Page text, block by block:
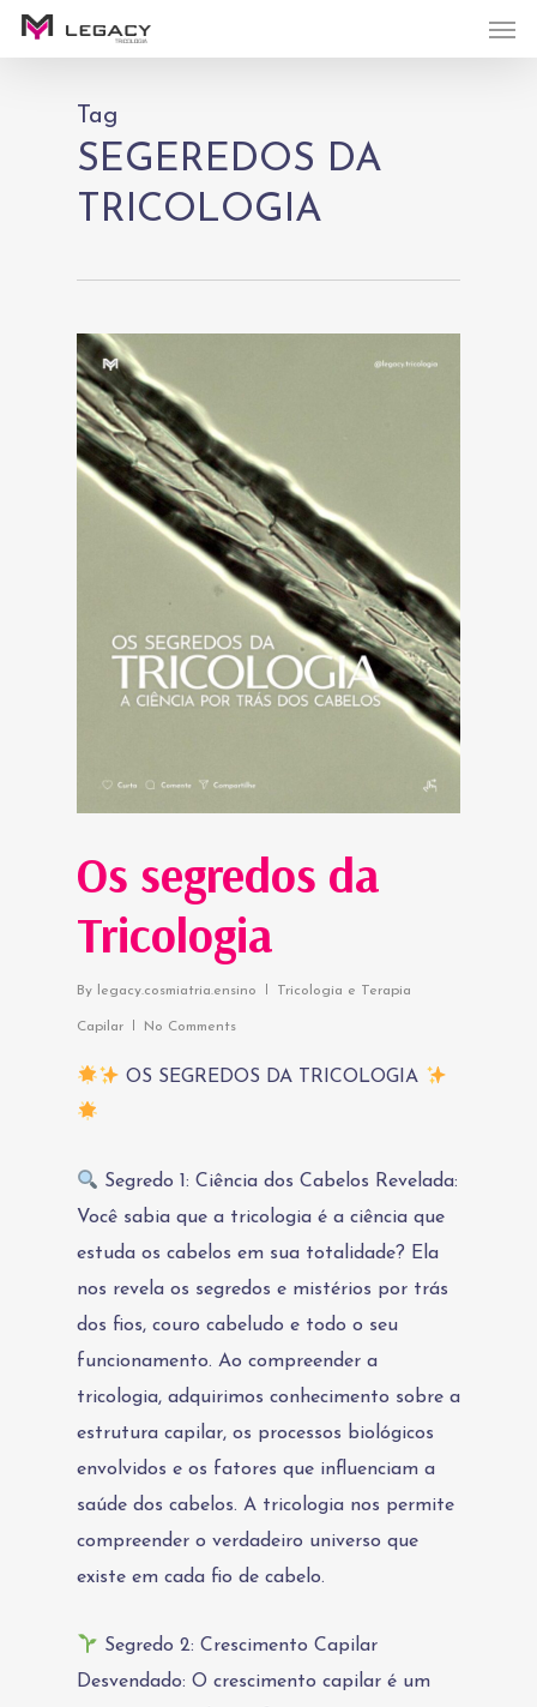
Skip
Tag
SEGEREDOS DA
TRICOLOGIA
Os segredos da
Tricologia
By legacy.cosmiatria.ensino Tricologia e Terapia
Capilar No Comments
OS SEGREDOS DA TRICOLOGIA
Segredo 1: Ciência dos Cabelos Revelada:
Você sabia que a tricologia é a ciência que
estuda os cabelos em sua totalidade? Ela
nos revela os segredos e mistérios por trás
dos fios, couro cabeludo e todo o seu
funcionamento. Ao compreender a
tricologia, adquirimos conhecimento sobre a
estrutura capilar, os processos biológicos
envolvidos e os fatores que influenciam a
saúde dos cabelos. A tricologia nos permite
compreender o verdadeiro universo que
existe em cada fio de cabelo.
Segredo 2: Crescimento Capilar
Desvendado: O crescimento capilar é um